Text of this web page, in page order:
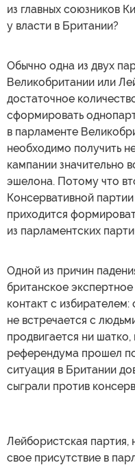
из главных союзников
у власти в Британии?
Обычно одна из двух
Великобритании или
достаточное
сформировать
в парламенте
необходимо получить
кампании значительно
эшелона. Потому что
Консервативной
приходится
из парламентских
Одной из причин
британское
контакт с
не встречается с
продвигается ни
референдума прошел
ситуация в Британии
сыграли против
Лейбористская партия,
свое присутствие в